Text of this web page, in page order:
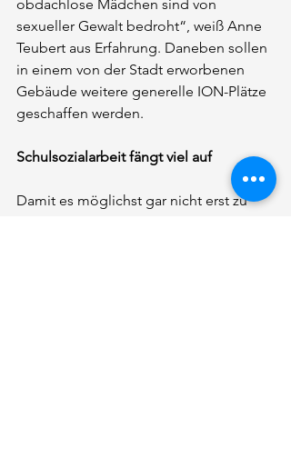
obdachlose Mädchen sind von
sexueller Gewalt bedroht“, weiß Anne
Teubert aus Erfahrung. Daneben sollen
in einem von der Stadt erworbenen
Gebäude weitere generelle ION-Plätze
geschaffen werden.
Schulsozialarbeit fängt viel auf
Damit es möglichst gar nicht erst zu